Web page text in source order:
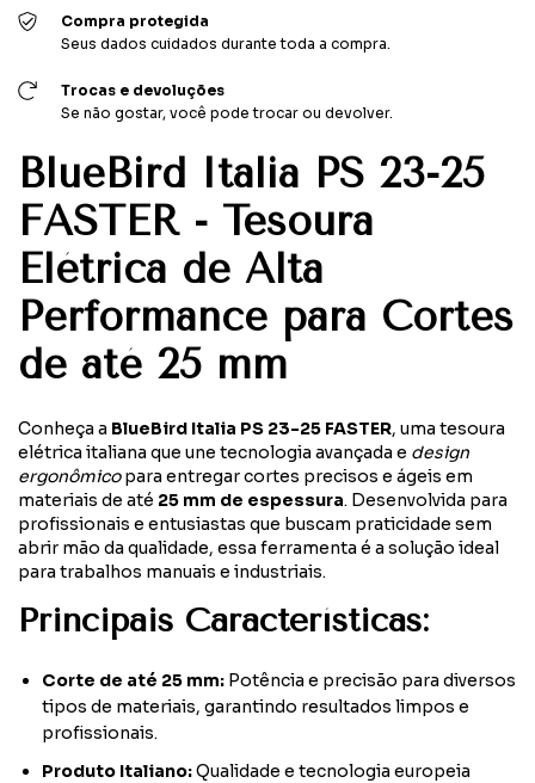
Compra protegida
Seus dados cuidados durante toda a compra.
Trocas e devoluções
Se não gostar, você pode trocar ou devolver.
BlueBird Italia PS 23-25
FASTER - Tesoura
Elétrica de Alta
Performance para Cortes
de até 25 mm
Conheça a BlueBird Italia PS 23-25 FASTER, uma tesoura
elétrica italiana que une tecnologia avançada e design
ergonômicopara entregar cortes precisos e ágeis em
materiais de até 25 mm de espessura. Desenvolvida para
profissionais e entusiastas que buscam praticidade sem
abrir mão da qualidade, essa ferramenta é a solução ideal
para trabalhos manuais e industriais.
Principais Características:
Corte de até 25 mm: Potência e precisão para diversos
tipos de materiais, garantindo resultados limpos e
profissionais.
Produto Italiano:Qualidade e tecnologia europeia